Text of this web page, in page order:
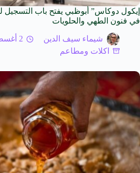
إيكول دوكاس” أبوظبي يفتح باب
في فنون الطهي والحلويات
شيماء سيف الدين
2 أغسطس 2026
اكلات ومطاعم